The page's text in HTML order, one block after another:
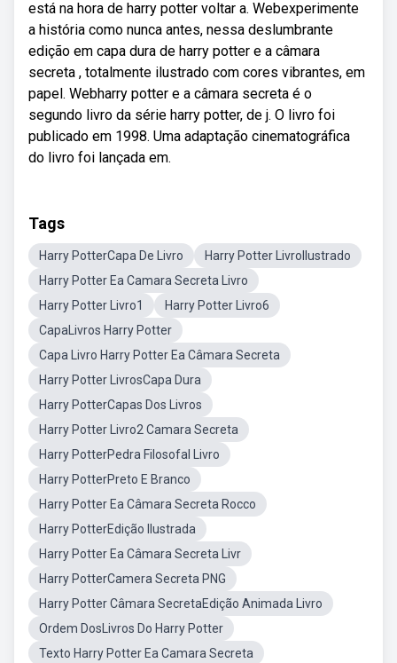
está na hora de harry potter voltar a. Webexperimente
a história como nunca antes, nessa deslumbrante
edição em capa dura de harry potter e a câmara
secreta , totalmente ilustrado com cores vibrantes, em
papel. Webharry potter e a câmara secreta é o
segundo livro da série harry potter, de j. O livro foi
publicado em 1998. Uma adaptação cinematográfica
do livro foi lançada em.
Tags
Harry PotterCapa De Livro
Harry Potter LivroIlustrado
Harry Potter Ea Camara Secreta Livro
Harry Potter Livro1
Harry Potter Livro6
CapaLivros Harry Potter
Capa Livro Harry Potter Ea Câmara Secreta
Harry Potter LivrosCapa Dura
Harry PotterCapas Dos Livros
Harry Potter Livro2 Camara Secreta
Harry PotterPedra Filosofal Livro
Harry PotterPreto E Branco
Harry Potter Ea Câmara Secreta Rocco
Harry PotterEdição Ilustrada
Harry Potter Ea Câmara Secreta Livr
Harry PotterCamera Secreta PNG
Harry Potter Câmara SecretaEdição Animada Livro
Ordem DosLivros Do Harry Potter
Texto Harry Potter Ea Camara Secreta